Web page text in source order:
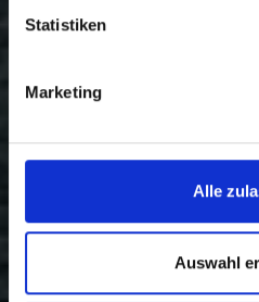
Statistiken
Marketing
Alle
Auswahl